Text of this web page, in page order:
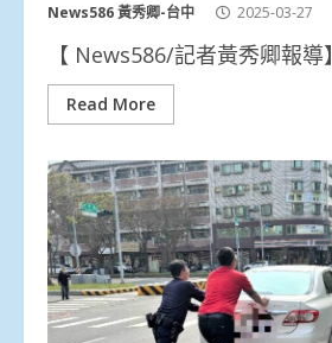
News586 黃秀卿-台中 2025-03-27
【 News586/記者黃秀卿報導】
Read More